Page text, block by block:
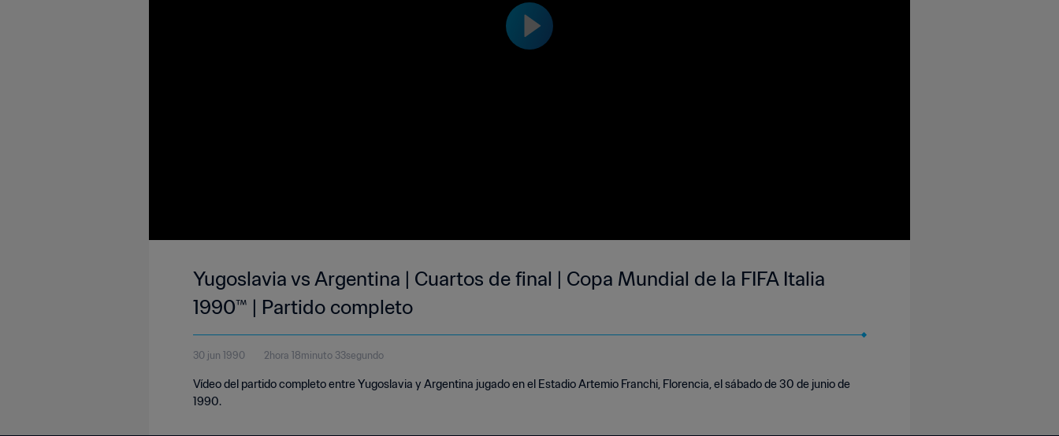
Yugoslavia vs Argentina | Cuartos de final | Copa Mundial de la FIFA Italia
1990™ | Partido completo
30 jun 1990 2hora 18minuto 33segundo
Vídeo del partido completo entre Yugoslavia y Argentina jugado en el Estadio Artemio Franchi, Florencia, el sábado de 30 de junio de
1990.